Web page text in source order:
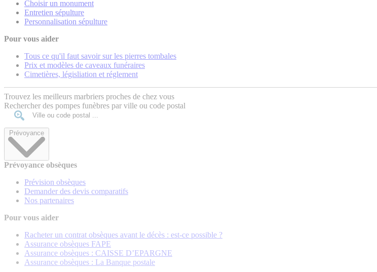
Choisir un monument
Entretien sépulture
Personnalisation sépulture
Pour vous aider
Tous ce qu'il faut savoir sur les pierres tombales
Prix et modèles de caveaux funéraires
Cimetières, législiation et réglement
Trouvez les meilleurs marbriers proches de chez vous
Rechercher des pompes funèbres par ville ou code postal
Prévoyance
Prévoyance obsèques
Prévision obsèques
Demander des devis comparatifs
Nos partenaires
Pour vous aider
Racheter un contrat obsèques avant le décès : est-ce possible ?
Assurance obsèques FAPE
Assurance obsèques : CAISSE D’EPARGNE
Assurance obsèques : La Banque postale